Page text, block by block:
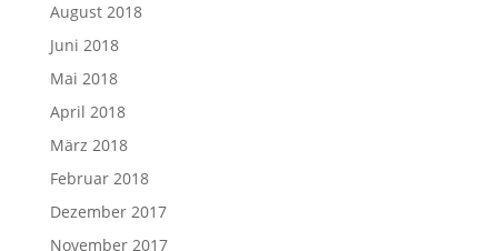
August 2018
Juni 2018
Mai 2018
April 2018
März 2018
Februar 2018
Dezember 2017
November 2017